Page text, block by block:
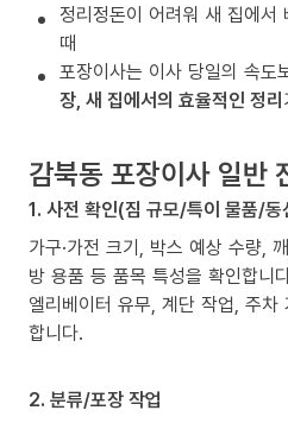
정리정돈이 어려워 새 집에서
때
포장이사는 이사 당일의 속도
장, 새 집에서의 효율적인 정리
감북동 포장이사 일반
1. 사전 확인(짐 규모/특이 물품/동
가구·가전 크기, 박스 예상 수량,
방 용품 등 품목 특성을 확인합니
엘리베이터 유무, 계단 작업, 주
합니다.
2. 분류/포장 작업